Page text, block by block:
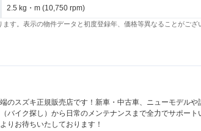
2.5 kg・m (10,750 rpm)
す。表示の物件データと初度登録年、価格等異なることがござ
のスズキ正規販売店です！新車・中古車、ニューモデル
バイク探し）から日常のメンテナンスまで全力でサポー
りお待ちいたしております！